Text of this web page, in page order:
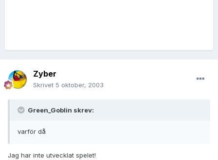
Zyber
Skrivet 5 oktober, 2003
Green_Goblin skrev:
varför då
Jag har inte utvecklat spelet!